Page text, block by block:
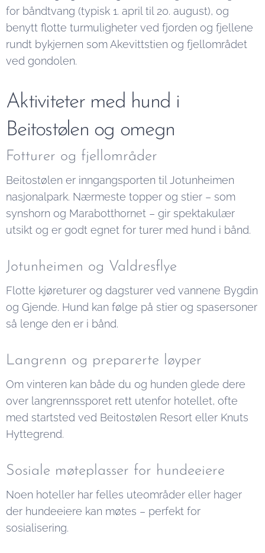
for båndtvang (typisk 1. april til 20. august), og
benytt flotte turmuligheter ved fjorden og fjellene
rundt bykjernen som Akevittstien og fjellområdet
ved gondolen.
Aktiviteter med hund i
Beitostølen og omegn
Fotturer og fjellområder
Beitostølen er inngangsporten til Jotunheimen
nasjonalpark. Nærmeste topper og stier – som
synshorn og Marabotthornet – gir spektakulær
utsikt og er godt egnet for turer med hund i bånd.
Jotunheimen og Valdresflye
Flotte kjøreturer og dagsturer ved vannene Bygdin
og Gjende. Hund kan følge på stier og spasersoner
så lenge den er i bånd.
Langrenn og preparerte løyper
Om vinteren kan både du og hunden glede dere
over langrennssporet rett utenfor hotellet, ofte
med startsted ved Beitostølen Resort eller Knuts
Hyttegrend.
Sosiale møteplasser for hundeeiere
Noen hoteller har felles uteområder eller hager
der hundeeiere kan møtes – perfekt for
sosialisering.